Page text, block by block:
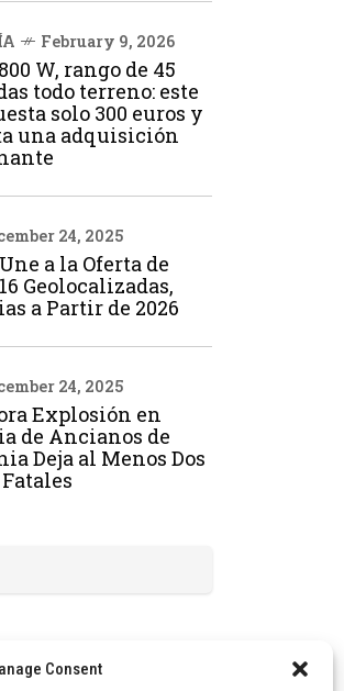
Consent
February 9, 2026
W, rango de 45
todo terreno: este
solo 300 euros y
una adquisición
24, 2025
a la Oferta de
Geolocalizadas,
a Partir de 2026
24, 2025
Explosión en
de Ancianos de
Deja al Menos Dos